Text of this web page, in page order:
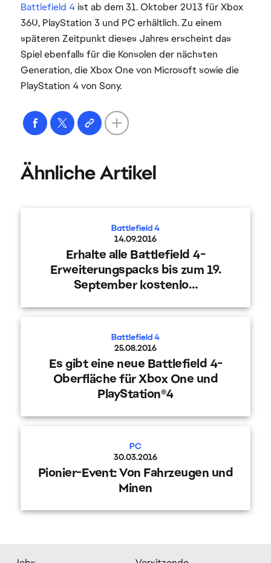
Battlefield 4ist ab dem 31. Oktober 2013 für Xbox
360, PlayStation 3 und PC erhältlich. Zu einem
späteren Zeitpunkt dieses Jahres erscheint das
Spiel ebenfalls für die Konsolen der nächsten
Generation, die Xbox One von Microsoft sowie die
PlayStation 4 von Sony.